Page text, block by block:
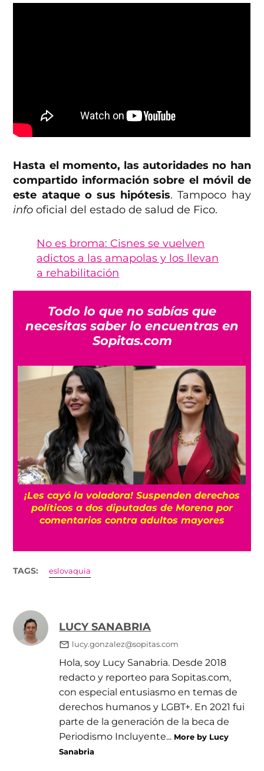
Hasta el momento, las autoridades no han
compartido información sobre el móvil de
este ataque o sus hipótesis. Tampoco hay
info oficial del estado de salud de Fico.
No es broma: Cisnes se vuelven
adictos a las amapolas y los llevan
a rehabilitación
Todo lo que no sabías que
necesitas saber lo encuentras en
Sopitas.com
¡Les cayó la voladora! Suspenden derechos
políticos a dos diputadas de Morena por
comentarios contra adultos mayores
TAGS: eslovaquia
LUCY SANABRIA
lucy.gonzalez@sopitas.com
Hola, soy Lucy Sanabria. Desde 2018
redacto y reporteo para Sopitas.com,
con especial entusiasmo en temas de
derechos humanos y LGBT+. En 2021 fui
parte de la generación de la beca de
Periodismo Incluyente... More by Lucy
Sanabria